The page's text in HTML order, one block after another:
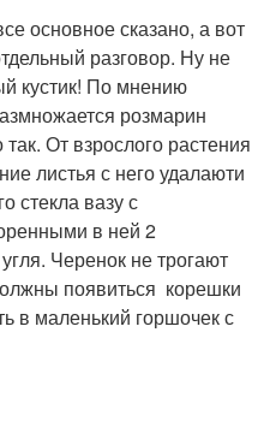
основное сказано, а вот
разговор. Ну не
кустик! По мнению
розмарин
От взрослого растения
листья с него удалаюти
стекла вазу с
в ней 2
Черенок не трогают
появиться корешки
в маленький горшочек с